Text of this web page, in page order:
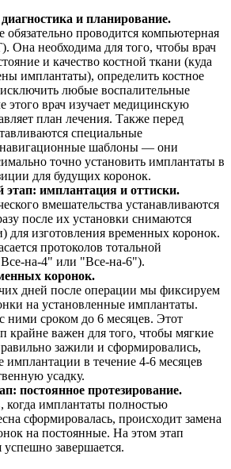
и планирование.
обязательно проводится компьютерная
Она необходима для того, чтобы врач
и качество костной ткани (куда
имплантаты), определить костное
любые воспалительные
этого врач изучает медицинскую
план лечения. Также перед
специальные
навигационные шаблоны — они
точно установить имплантаты в
для будущих коронок.
этап: имплантация и оттиски.
вмешательства устанавливаются
после их установки снимаются
для изготовления временных коронок.
протоколов тотальной
на-4" или "Все-на-6").
коронок.
дней после операции мы фиксируем
на установленные имплантаты.
ними сроком до 6 месяцев. Этот
крайне важен для того, чтобы мягкие
зажили и сформировались,
имплантации в течение 4-6 месяцев
усадку.
постоянное протезирование.
когда имплантаты полностью
сформировалась, происходит замена
на постоянные. На этом этап
успешно завершается.